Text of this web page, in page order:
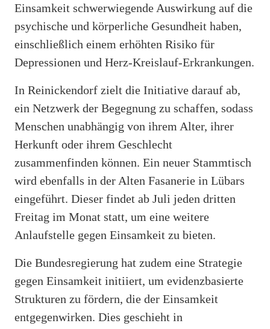
Einsamkeit schwerwiegende Auswirkung auf die
psychische und körperliche Gesundheit haben,
einschließlich einem erhöhten Risiko für
Depressionen und Herz-Kreislauf-Erkrankungen.
In Reinickendorf zielt die Initiative darauf ab,
ein Netzwerk der Begegnung zu schaffen, sodass
Menschen unabhängig von ihrem Alter, ihrer
Herkunft oder ihrem Geschlecht
zusammenfinden können. Ein neuer Stammtisch
wird ebenfalls in der Alten Fasanerie in Lübars
eingeführt. Dieser findet ab Juli jeden dritten
Freitag im Monat statt, um eine weitere
Anlaufstelle gegen Einsamkeit zu bieten.
Die Bundesregierung hat zudem eine Strategie
gegen Einsamkeit initiiert, um evidenzbasierte
Strukturen zu fördern, die der Einsamkeit
entgegenwirken. Dies geschieht in